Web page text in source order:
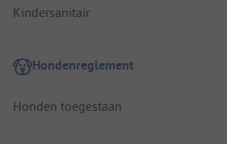
Kindersanitair
Hondenreglement
Honden toegestaan